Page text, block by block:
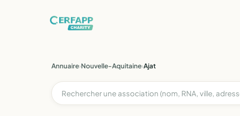
Annuaire›Nouvelle-Aquitaine›Ajat